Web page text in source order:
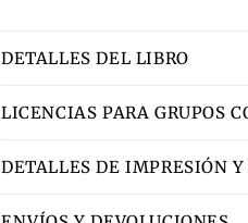
DETALLES DEL LIBRO
LICENCIAS PARA GRUPOS
DETALLES DE IMPRESIÓN